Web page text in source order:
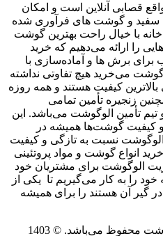
قصابی آنلاین است و امکان
سفید و گوشت های فرآوری شده
خانه با خیال راحت بهترین گوشت
را ارائه می‌دهیم که خرید
برای برش ها و آماده‌سازی با
می‌خرید هیچ تفاوتی نداشته
کیفیت هستند و همه روزه
زنجیره تأمین تمامی
تأمین الوگوشت می‌باشد. این
گوشت‌ها همیشه در
الوگوشت نسبت به تازگی و کیفیت
انواع گوشت و مواد پروتئینی
الوگوشت برای مشتریان خود
خود را به کار می‌گیریم تا یکی از
گیر آن هستند را برای همیشه
محفوظ می‌باشد. © 1403